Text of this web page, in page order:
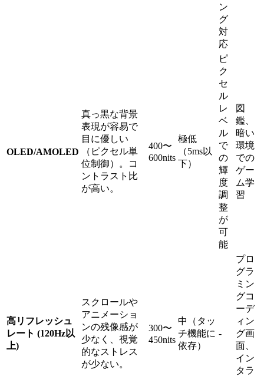
ン
グ
対
応
OLED/AMOLED
真っ黒な背景
表現が容易で
目に優しい
（ピクセル単
位制御）。コ
ントラスト比
が高い。
400〜
600nits
極低
（5ms以
下）
ピ
ク
セ
ル
レ
ベ
ル
で
の
輝
度
調
整
が
可
能
図
鑑、
暗い
環境
での
ゲー
ム学
習
高リフレッシュ
レート (120Hz以
上)
スクロールや
アニメーショ
ンの残像感が
少なく、視覚
的なストレス
が少ない。
300〜
450nits
中（タッ
チ機能に
依存）
-
プロ
グラ
ミン
グコ
ーデ
ィン
グ画
面、
イン
タラ